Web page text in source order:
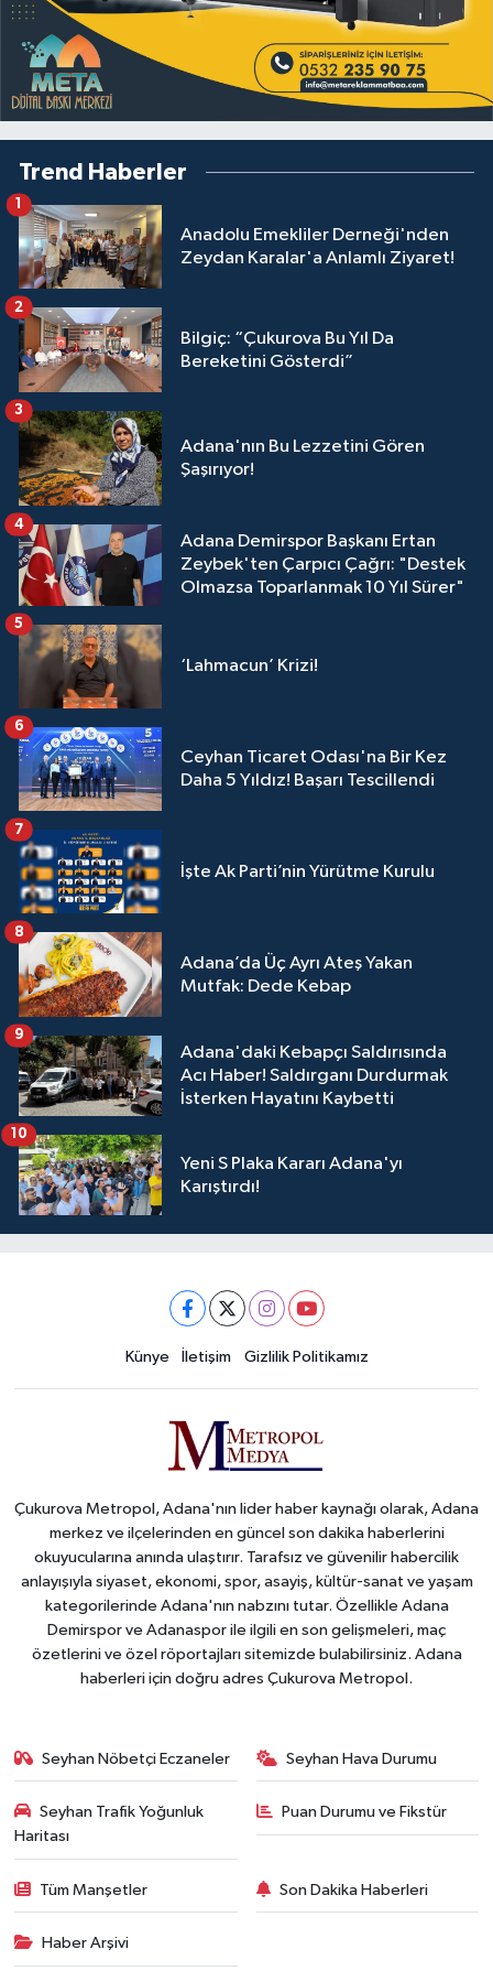
Trend Haberler
Anadolu Emekliler Derneği'nden
Zeydan Karalar'a Anlamlı Ziyaret!
Bilgiç: “Çukurova Bu Yıl Da
Bereketini Gösterdi”
2
Adana'nın Bu Lezzetini Gören
Şaşırıyor!
3
Adana Demirspor Başkanı Ertan
Zeybek'ten Çarpıcı Çağrı: "Destek
Olmazsa Toparlanmak 10 Yıl Sürer"
4
‘Lahmacun’ Krizi!
5
Ceyhan Ticaret Odası'na Bir Kez
Daha 5 Yıldız! Başarı Tescillendi
6
İşte Ak Parti’nin Yürütme Kurulu
7
Adana’da Üç Ayrı Ateş Yakan
Mutfak: Dede Kebap
8
Adana'daki Kebapçı Saldırısında
Acı Haber! Saldırganı Durdurmak
İsterken Hayatını Kaybetti
9
Yeni S Plaka Kararı Adana'yı
Karıştırdı!
10
Künye İletişim Gizlilik Politikamız
Çukurova Metropol, Adana'nın lider haber kaynağı olarak, Adana
merkez ve ilçelerinden en güncel son dakika haberlerini
okuyucularına anında ulaştırır. Tarafsız ve güvenilir habercilik
anlayışıyla siyaset, ekonomi, spor, asayiş, kültür-sanat ve yaşam
kategorilerinde Adana'nın nabzını tutar. Özellikle Adana
Demirspor ve Adanaspor ile ilgili en son gelişmeleri, maç
özetlerini ve özel röportajları sitemizde bulabilirsiniz. Adana
haberleri için doğru adres Çukurova Metropol.
Seyhan Nöbetçi Eczaneler Seyhan Hava Durumu
Seyhan Trafik Yoğunluk
Haritası
Puan Durumu ve Fikstür
Tüm Manşetler Son Dakika Haberleri
Haber Arşivi